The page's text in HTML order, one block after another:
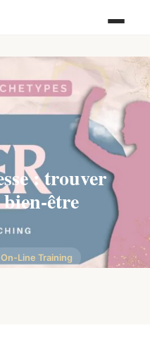
: trouver
être
On-Line Training